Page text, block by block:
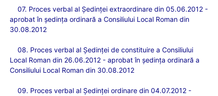
07. Proces verbal al Şedinţei extraordinare din 05.06.2012 -
aprobatîn şedinţa ordinară a Consiliului Local Roman din
30.08.2012
08. Proces verbal al Şedinţei de constituire a Consiliului
Local Roman din 26.06.2012 - aprobat în şedinţa ordinară a
Consiliului Local Roman din 30.08.2012
09. Proces verbal al Şedinţei ordinare din 04.07.2012 -